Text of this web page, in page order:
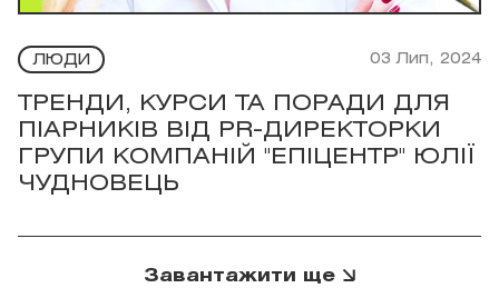
ЛЮДИ 03 Лип, 2024
ТРЕНДИ, КУРСИ ТА ПОРАДИ ДЛЯ
ПІАРНИКІВ ВІД PR-ДИРЕКТОРКИ
ГРУПИ КОМПАНІЙ "ЕПІЦЕНТР" ЮЛІЇ
ЧУДНОВЕЦЬ
Завантажити ще